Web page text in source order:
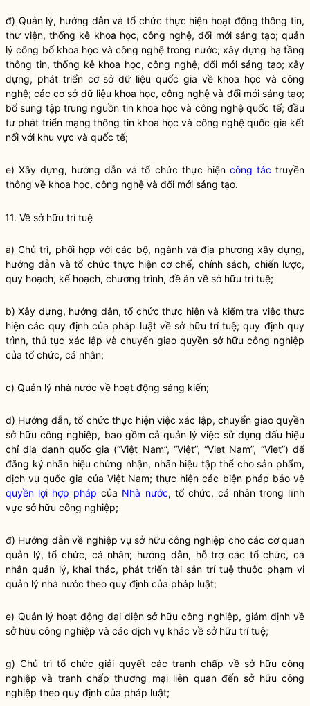
đ) Quản lý, hướng dẫn và tổ chức thực hiện hoạt động thông tin,
thư viện, thống kê khoa học, công nghệ, đổi mới sáng tạo; quản
lý công bố khoa học và công nghệ trong nước; xây dựng hạ tầng
thông tin, thống kê khoa học, công nghệ, đổi mới sáng tạo; xây
dựng, phát triển cơ sở dữ liệu quốc gia về khoa học và công
nghệ; các cơ sở dữ liệu khoa học, công nghệ và đổi mới sáng tạo;
bổ sung tập trung nguồn tin khoa học và công nghệ quốc tế; đầu
tư phát triển mạng thông tin khoa học và công nghệquốc gia kết
nối với khu vực và quốc tế;
e) Xây dựng, hướng dẫn và tổ chức thực hiện công tác truyền
thông về khoa học, công nghệ và đổi mới sáng tạo.
11. Về sở hữu trí tuệ
a) Chủ trì, phối hợp với các bộ, ngành và địa phương xây dựng,
hướng dẫn và tổ chức thực hiện cơ chế, chính sách, chiến lược,
quy hoạch, kế hoạch, chương trình, đề án về sở hữu trí tuệ;
b) Xây dựng, hướng dẫn, tổ chức thực hiện và kiểm tra việc thực
hiện các quy định của pháp luậtvề sở hữu trí tuệ; quy định quy
trình, thủ tục xác lập và chuyển giaoquyền sở hữu công nghiệp
của tổ chức, cá nhân;
c) Quản lý nhà nước về hoạt động sáng kiến;
d) Hướng dẫn, tổ chức thực hiện việc xác lập, chuyển giao quyền
sở hữu công nghiệp, bao gồm cả quản lý việc sử dụng dấu hiệu
chỉ địa danh quốc gia (“Việt Nam”, “Việt”, “Viet Nam”, “Viet”) để
đăng ký nhãn hiệu chứng nhận, nhãn hiệu tập thể cho sản phẩm,
dịch vụquốc gia của Việt Nam; thực hiện các biện pháp bảo vệ
quyền lợi hợp pháp của Nhà nước, tổ chức, cá nhân trong lĩnh
vực sở hữu công nghiệp;
đ) Hướng dẫn về nghiệp vụ sở hữu công nghiệp cho các cơ quan
quản lý, tổ chức, cá nhân; hướng dẫn, hỗ trợ các tổ chức, cá
nhân quản lý, khai thác, phát triển tài sản trí tuệ thuộc phạm vi
quản lý nhà nước theo quy định của pháp luật;
e) Quản lý hoạt động đại diện sở hữu công nghiệp, giám định về
sở hữu công nghiệp và các dịch vụ khác về sở hữu trí tuệ;
g) Chủ trì tổ chức giải quyết các tranh chấp về sở hữu công
nghiệp và tranh chấp thương mại liên quan đến sở hữu công
nghiệp theo quy định của pháp luật;